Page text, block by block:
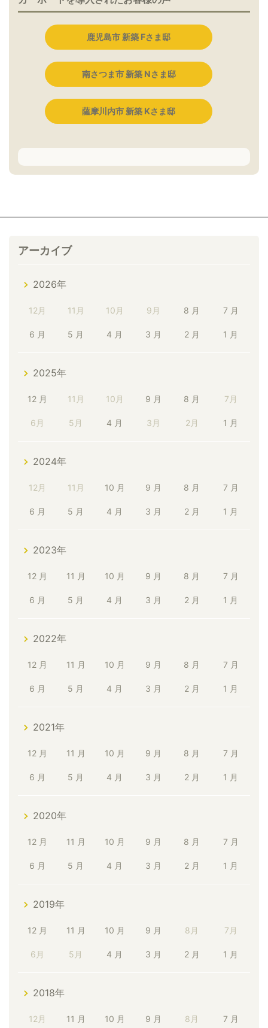
鹿児島市 新築 Fさま邸
南さつま市 新築 Nさま邸
薩摩川内市 新築 Kさま邸
アーカイブ
2026年
12月 11月 10月 9月 8 月 7 月
6 月 5 月 4 月 3 月 2 月 1 月
2025年
12 月 11月 10月 9 月 8 月 7月
6月 5月 4 月 3月 2月 1 月
2024年
12月 11月 10 月 9 月 8 月 7 月
6 月 5 月 4 月 3 月 2 月 1 月
2023年
12 月 11 月 10 月 9 月 8 月 7 月
6 月 5 月 4 月 3 月 2 月 1 月
2022年
12 月 11 月 10 月 9 月 8 月 7 月
6 月 5 月 4 月 3 月 2 月 1 月
2021年
12 月 11 月 10 月 9 月 8 月 7 月
6 月 5 月 4 月 3 月 2 月 1 月
2020年
12 月 11 月 10 月 9 月 8 月 7 月
6 月 5 月 4 月 3 月 2 月 1 月
2019年
12 月 11 月 10 月 9 月 8月 7月
6月 5月 4 月 3 月 2 月 1 月
2018年
12月 11 月 10 月 9 月 8月 7 月